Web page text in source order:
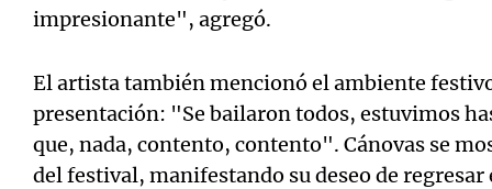
impresionante", agregó.
El artista también mencionó el ambiente
presentación: "Se bailaron todos, estuvimos
que, nada, contento, contento". Cánovas se
del festival, manifestando su deseo de